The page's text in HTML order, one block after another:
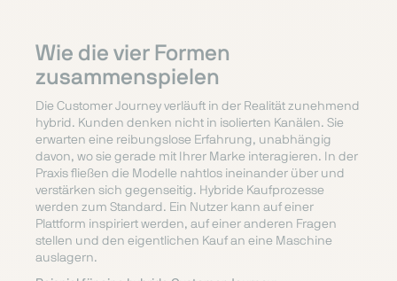
Wie die vier Formen
zusammenspielen
Die Customer Journey verläuft in der Realität zunehmend
hybrid. Kunden denken nicht in isolierten Kanälen. Sie
erwarten eine reibungslose Erfahrung, unabhängig
davon, wo sie gerade mit Ihrer Marke interagieren. In der
Praxis fließen die Modelle nahtlos ineinander über und
verstärken sich gegenseitig. Hybride Kaufprozesse
werden zum Standard. Ein Nutzer kann auf einer
Plattform inspiriert werden, auf einer anderen Fragen
stellen und den eigentlichen Kauf an eine Maschine
auslagern.